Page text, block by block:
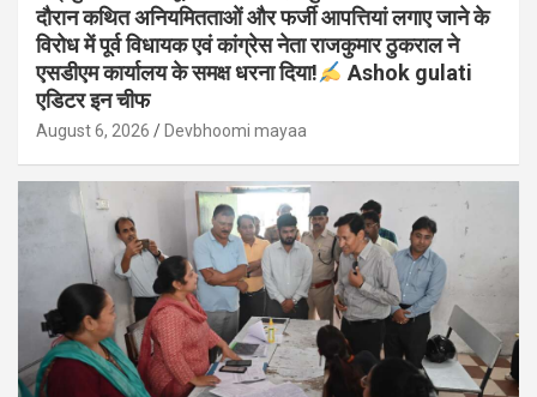
दौरान कथित अनियमितताओं और फर्जी आपत्तियां लगाए जाने के
विरोध में पूर्व विधायक एवं कांग्रेस नेता राजकुमार ठुकराल ने
एसडीएम कार्यालय के समक्ष धरना दिया!
Ashok gulati
एडिटर इन चीफ
August 6, 2026 Devbhoomi mayaa